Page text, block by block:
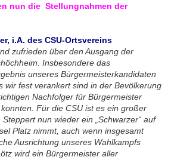
nun die Stellungnahmen der
i.A. des CSU-Ortsvereins
zufrieden über den Ausgang der
Insbesondere das
unseres Bürgermeisterkandidaten
wir fest verankert sind in der Bevölkerung
Nachfolger für Bürgermeister
Für die CSU ist es ein großer
nun wieder ein „Schwarzer“ auf
Platz nimmt, auch wenn insgesamt
Ausrichtung unseres Wahlkampfs
wird ein Bürgermeister aller